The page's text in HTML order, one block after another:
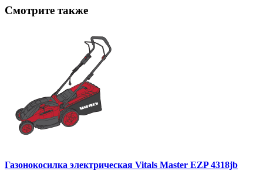
Смотрите также
Газонокосилка электрическая Vitals Master EZP 4318jb